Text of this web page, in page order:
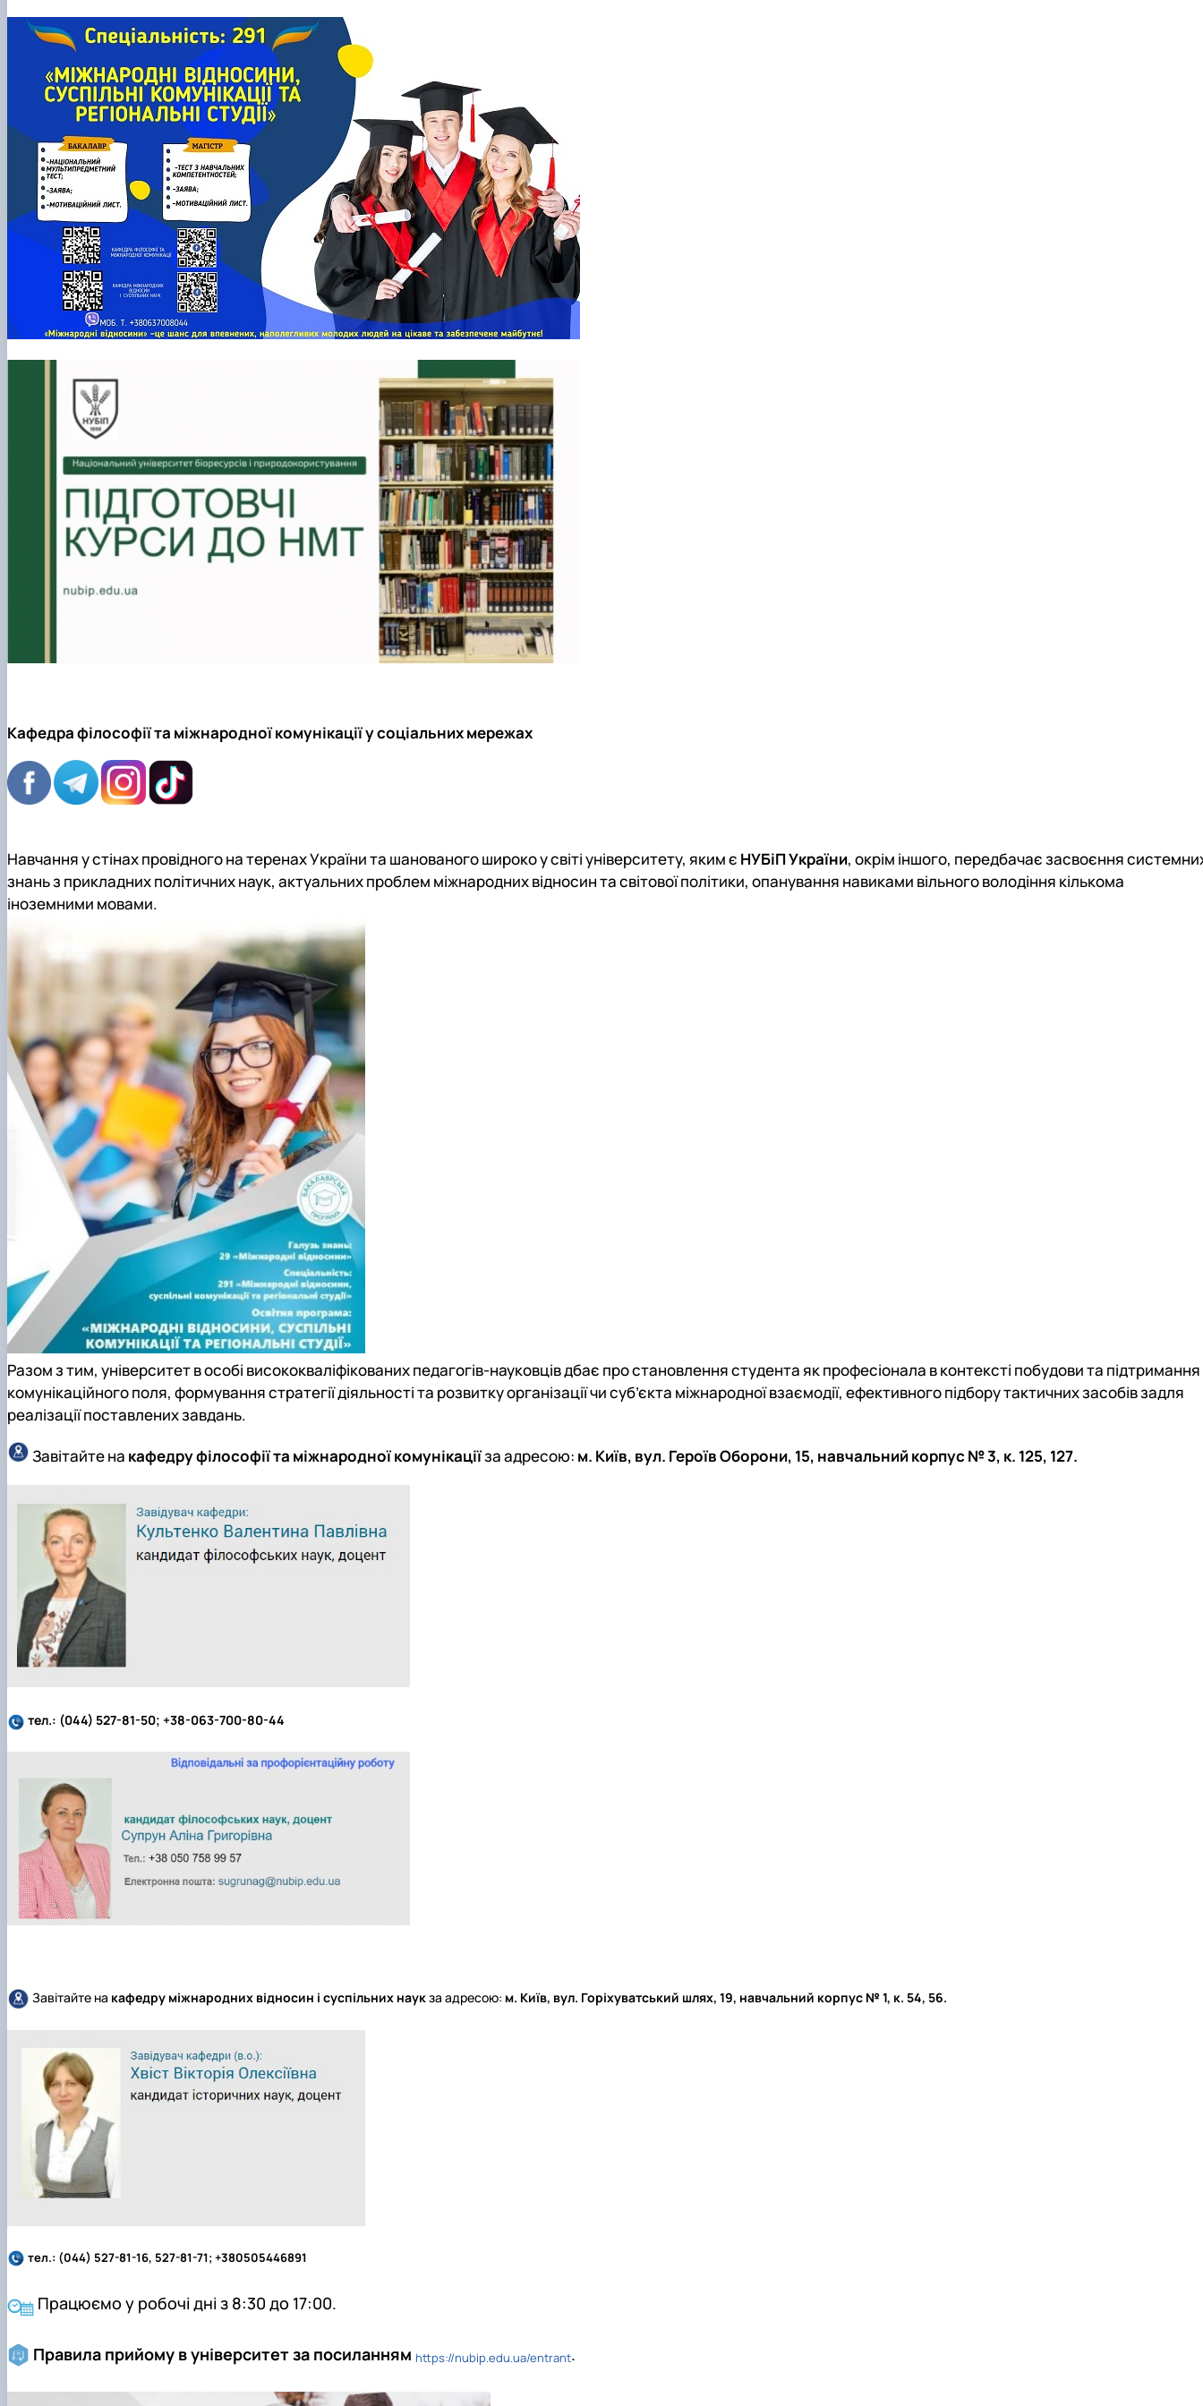
Кафедра філософії та міжнародної комунікації у соціальних мережах
Навчання у стінах провідного на теренах України та шанованого широко у світі університету, яким є НУБіП України, окрім іншого, передбачає засвоєння
знань з прикладних політичних наук, актуальних проблем міжнародних відносин та світової політики, опанування навиками вільного володіння кількома
іноземними мовами.
Разом з тим, університет в особі висококваліфікованих педагогів-науковців дбає про становлення студента як професіонала в контексті побудови та підтримання
комунікаційного поля, формування стратегії діяльності та розвитку організації чи суб’єкта міжнародної взаємодії, ефективного підбору тактичних засобів задля
реалізації поставлених завдань.
Завітайте на кафедру філософії та міжнародної комунікаціїза адресою: м. Київ, вул. Героїв Оборони, 15, навчальний корпус № 3, к. 125, 127.
тел.: (044) 527-81-50; +38-063-700-80-44
Завітайте на кафедру міжнародних відносин і суспільних наукза адресою: м. Київ, вул. Горіхуватський шлях, 19, навчальний корпус № 1, к. 54, 56.
тел.: (044) 527-81-16, 527-81-71; +380505446891
Працюємо у робочі дні з 8:30 до 17:00.
Правила прийому в університет за посиланням https://nubip.edu.ua/entrant.